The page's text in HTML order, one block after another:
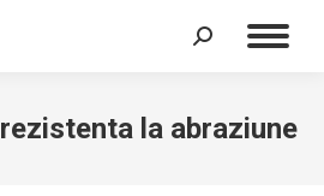
Search:
rezistenta la abraziune